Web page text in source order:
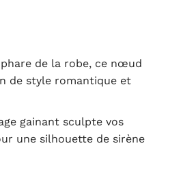
de la robe, ce nœud
de style romantique et
gainant sculpte vos
une silhouette de sirène